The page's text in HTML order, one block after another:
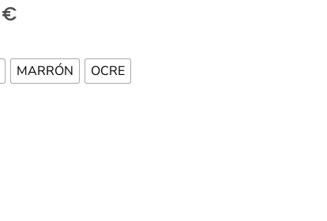
€
MARRÓN
OCRE